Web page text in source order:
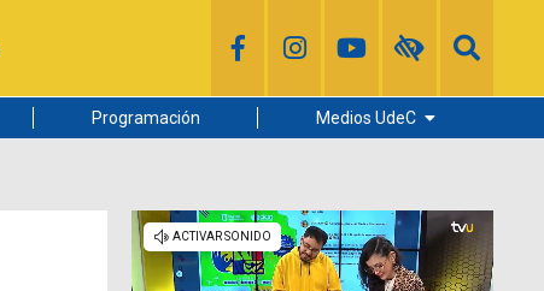
Programación Medios UdeC
Radio UdeC
Noticias UdeC